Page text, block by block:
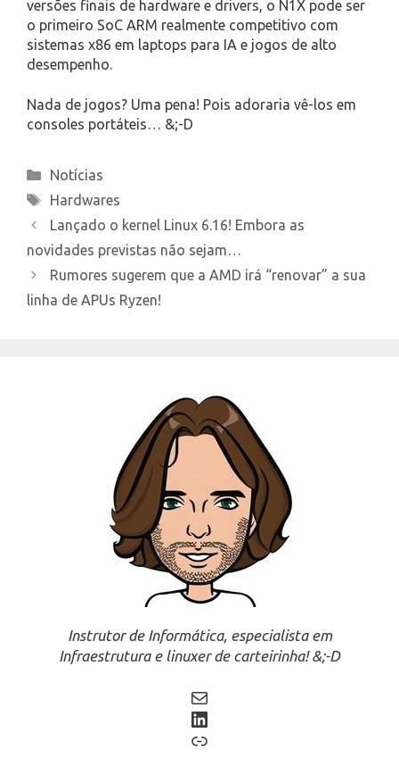
versões finais de hardware e drivers, o N1X pode ser
o primeiro SoC ARM realmente competitivo com
sistemas x86 em laptops para IA e jogos de alto
desempenho.
Nada de jogos? Uma pena! Pois adoraria vê-los em
consoles portáteis… &;-D
Categories
Notícias
Tags
Hardwares
Lançado o kernel Linux 6.16! Embora as
novidades previstas não sejam…
Rumores sugerem que a AMD irá “renovar” a sua
linha de APUs Ryzen!
Instrutor de Informática, especialista em
Infraestrutura e linuxer de carteirinha! &;-D
Mail
LinkedIn
Link